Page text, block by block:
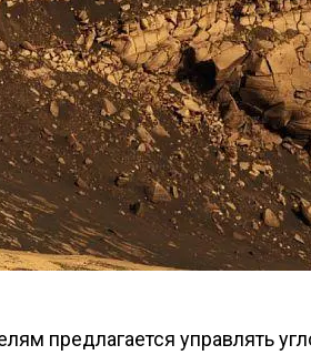
предлагается управлять